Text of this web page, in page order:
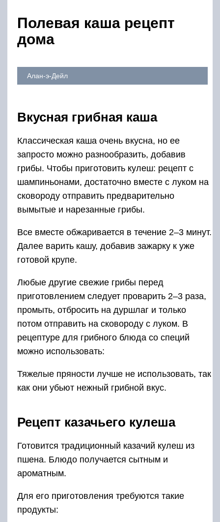
Полевая каша рецепт
дома
Алан-э-Дейл
Вкусная грибная каша
Классическая каша очень вкусна, но ее
запросто можно разнообразить, добавив
грибы. Чтобы приготовить кулеш: рецепт с
шампиньонами, достаточно вместе с луком на
сковороду отправить предварительно
вымытые и нарезанные грибы.
Все вместе обжаривается в течение 2–3 минут.
Далее варить кашу, добавив зажарку к уже
готовой крупе.
Любые другие свежие грибы перед
приготовлением следует проварить 2–3 раза,
промыть, отбросить на дуршлаг и только
потом отправить на сковороду с луком. В
рецептуре для грибного блюда со специй
можно использовать:
Тяжелые пряности лучше не использовать, так
как они убьют нежный грибной вкус.
Рецепт казачьего кулеша
Готовится традиционный казачий кулеш из
пшена. Блюдо получается сытным и
ароматным.
Для его приготовления требуются такие
продукты: